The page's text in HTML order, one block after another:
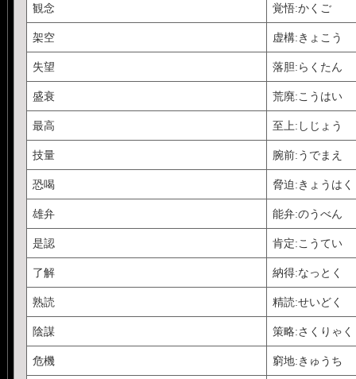
観念 覚悟:かくご
架空 虚構:きょこう
失望 落胆:らくたん
盛衰 荒廃:こうはい
最高 至上:しじょう
技量 腕前:うでまえ
恐喝 脅迫:きょうはく
雄弁 能弁:のうべん
是認 肯定:こうてい
了解 納得:なっとく
熟読 精読:せいどく
陰謀 策略:さくりゃく
危機 窮地:きゅうち